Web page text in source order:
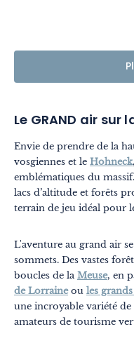
Le GRAND air
Envie de prendre de la
vosgiennes et le Hohneck
emblématiques du
lacs d’altitude et forêts
terrain de jeu idéal pour
L'aventure au grand air
sommets. Des vastes
boucles de la Meuse, en
de Lorraineou les
une incroyable variété
amateurs de tourisme